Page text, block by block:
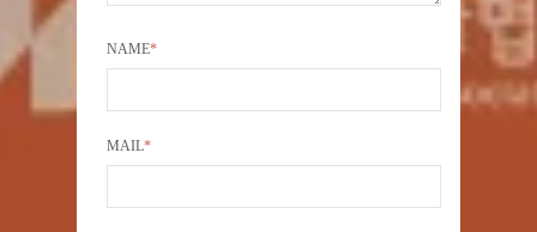
NAME*
MAIL*